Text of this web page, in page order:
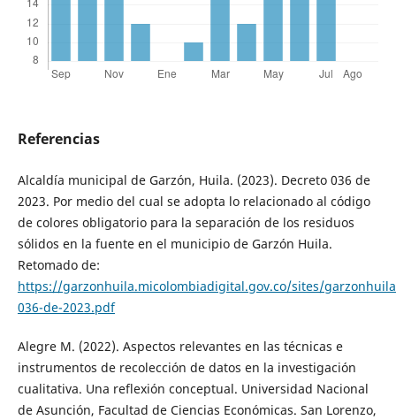
Referencias
Alcaldía municipal de Garzón, Huila. (2023). Decreto 036 de
2023. Por medio del cual se adopta lo relacionado al código
de colores obligatorio para la separación de los residuos
sólidos en la fuente en el municipio de Garzón Huila.
Retomado de:
https://garzonhuila.micolombiadigital.gov.co/sites/
036-de-2023.pdf
Alegre M. (2022). Aspectos relevantes en las técnicas e
instrumentos de recolección de datos en la investigación
cualitativa. Una reflexión conceptual. Universidad Nacional
de Asunción, Facultad de Ciencias Económicas. San Lorenzo,